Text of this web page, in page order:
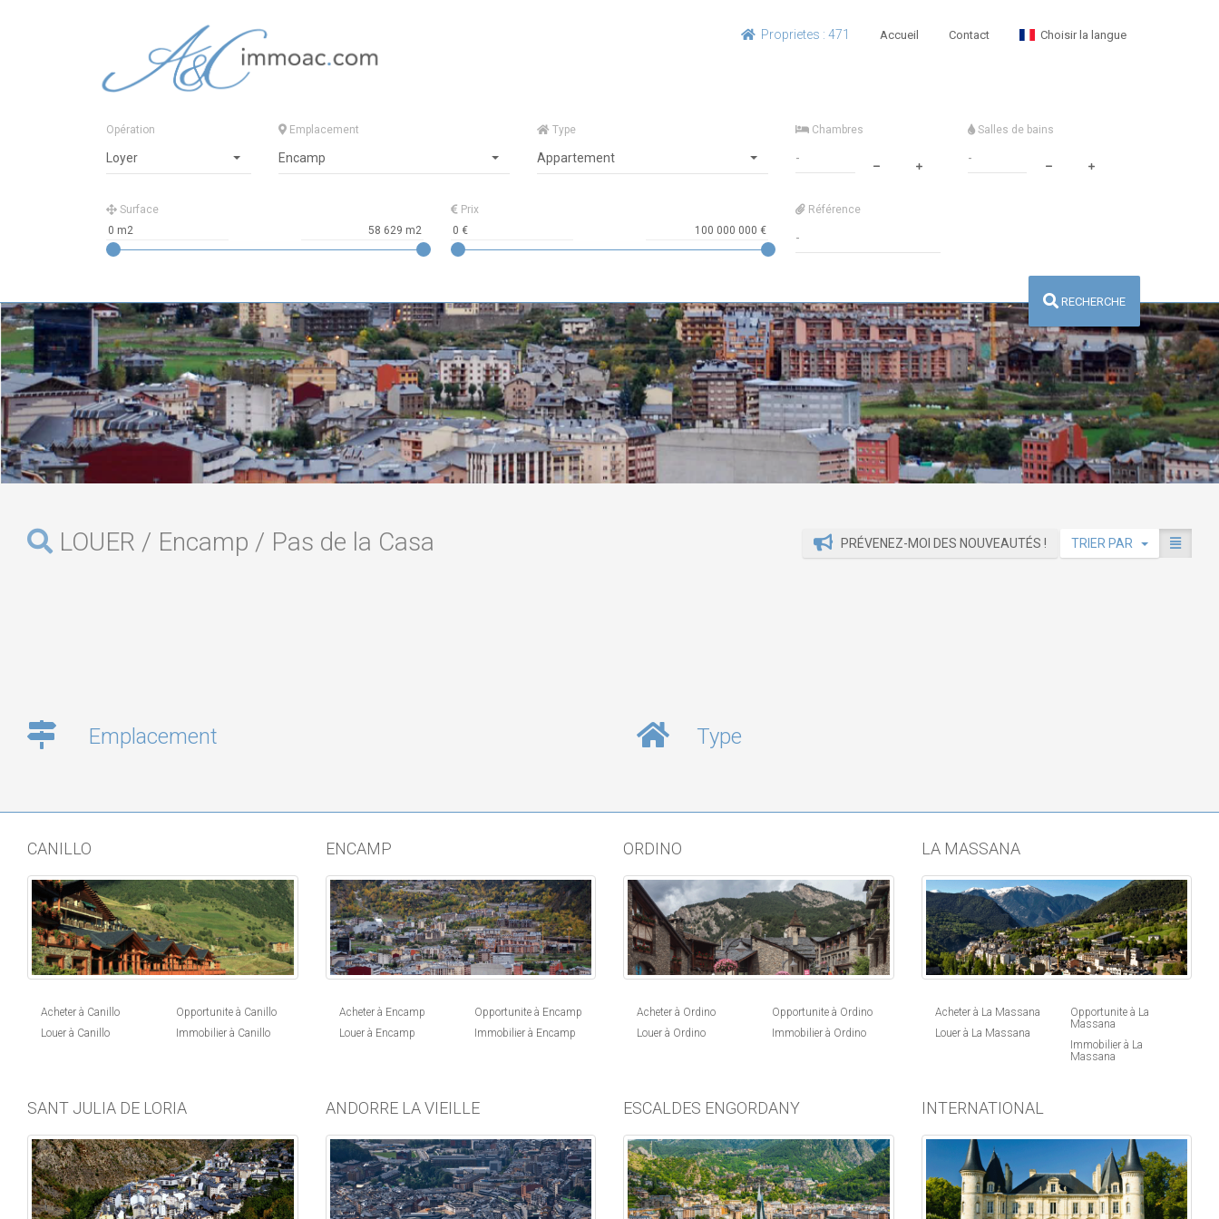
Proprietes : 471 Accueil Contact Choisir la langue
Opération
Loyer
Emplacement
Encamp
Type
Appartement
Chambres Salles de bains
Surface Prix Référence
RECHERCHE
LOUER / Encamp / Pas de la Casa PRÉVENEZ-MOI DES NOUVEAUTÉS ! TRIER PAR
Emplacement Type
CANILLO
Acheter à Canillo
Louer à Canillo
Opportunite à Canillo
Immobilier à Canillo
ENCAMP
Acheter à Encamp
Louer à Encamp
Opportunite à Encamp
Immobilier à Encamp
ORDINO
Acheter à Ordino
Louer à Ordino
Opportunite à Ordino
Immobilier à Ordino
LA MASSANA
Acheter à La Massana
Louer à La Massana
Opportunite à La
Massana
Immobilier à La
Massana
SANT JULIA DE LORIA ANDORRE LA VIEILLE ESCALDES ENGORDANY INTERNATIONAL